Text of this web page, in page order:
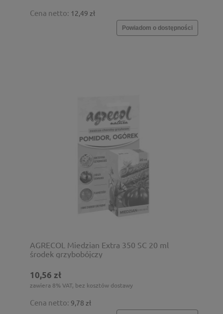
Cena netto: 12,49 zł
Powiadom o dostępności
AGRECOL Miedzian Extra 350 SC 20 ml
środek grzybobójczy
10,56 zł
zawiera 8% VAT, bez kosztów dostawy
Cena netto: 9,78 zł